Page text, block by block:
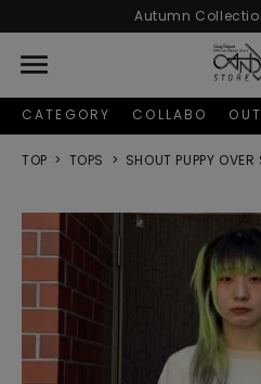
Autumn
LINE友だち追加 + ID連携で
新規会員登録で1,000円分
menu
CATEGORY COLLABO
TOP TOPS SHOUT PUPPY